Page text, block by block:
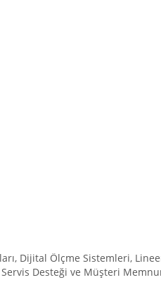
Dijital Ölçme Sistemleri,
Desteği ve Müşteri